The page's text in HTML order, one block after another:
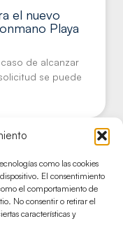
como las cookies
El consentimiento
el comportamiento de
No consentir o retirar el
características y
el nuevo
Playa
de alcanzar
se puede